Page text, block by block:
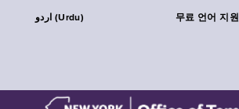
اردو (Urdu) 무료 언어 지원